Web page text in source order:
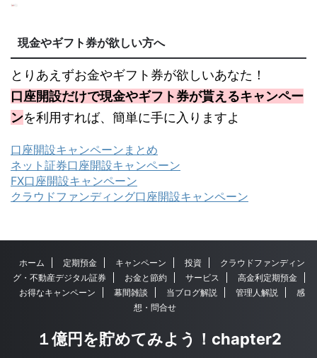
現金やギフト券が欲しい方へ
とりあえずお金やギフト券が欲しいあなた！
口座開設だけで現金やギフト券が貰えるキャンペー
ンを利用すれば、簡単に手に入りますよ
口座開設キャンペーンまとめ
ネット証券口座開設キャンペーン
FX口座開設キャンペーン
クラウドファンディング口座開設キャンペーン
ホーム 定期預金 キャンペーン 投資
クラウドファンディン
グ・不動産デジタル証券
お金と節約 サービス
高金利定期預金
お得なキャンペーン
幕間雑談 当ブログ解説 管理人解説
感
想・問合せ
１億円を貯めてみよう！chapter2